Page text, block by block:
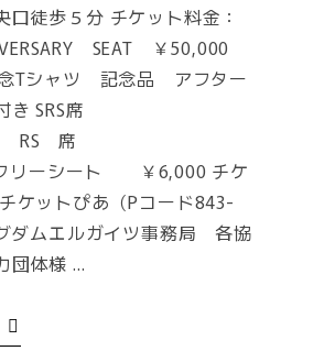
徒歩５分 チケット料金：
SEAT ￥50,000
Tシャツ 記念品 アフター
付き SRS席
RS 席
リーシート ￥6,000 チケ
ケットぴあ（Pコード843-
ダムエルガイツ事務局 各協
団体様